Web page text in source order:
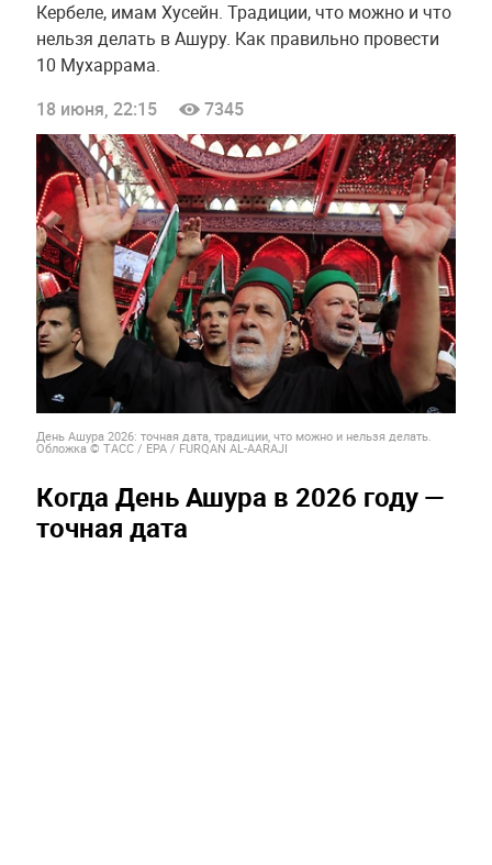
Кербеле, имам Хусейн. Традиции, что можно и что
нельзя делать в Ашуру. Как правильно провести
10 Мухаррама.
18 июня, 22:15
7345
День Ашура 2026: точная дата, традиции, что можно и нельзя делать.
Обложка © ТАСС / ЕРА / FURQAN AL-AARAJI
Когда День Ашура в 2026 году —
точная дата